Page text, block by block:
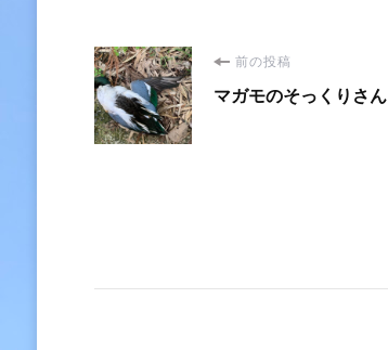
投
稿
ゲ
前の投稿
マガモのそっくりさん